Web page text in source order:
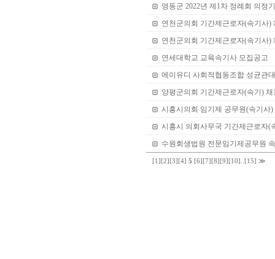
영동군 2022년 제1차 정례회 의정
연천군의회 기간제근로자(속기사)
연천군의회 기간제근로자(속기사)
연세대학교 교육속기사 모집공고
에이유디 사회적협동조합 성균관
양평군의회 기간제근로자(속기) 채
시흥시의회 임기제 공무원(속기사)
시흥시 의회사무국 기간제근로자(
수원회생법원 전문임기제공무원
[1] [2] [3] [4] 5 [6] [7] [8] [9] [10] [15] ≫